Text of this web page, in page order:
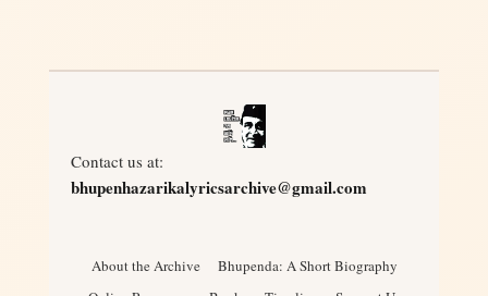
Contact us at:
bhupenhazarikalyricsarchive@gmail.com
About the Archive
Bhupenda: A Short Biography